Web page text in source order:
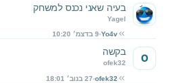
בעיה שאני נכנס למשחק
Yagel
Yo4v 9 בדצמ׳ 10:20
בקשה
ofek32
ofek32 27 בנוב׳ 18:01
O